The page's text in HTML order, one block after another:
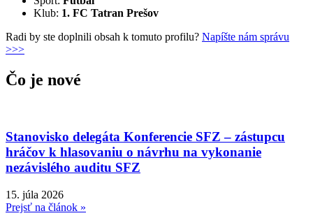
Klub: 1. FC Tatran Prešov
Radi by ste doplnili obsah k tomuto profilu? Napíšte nám správu
>>>
Čo je nové
Stanovisko delegáta Konferencie SFZ – zástupcu
hráčov k hlasovaniu o návrhu na vykonanie
nezávislého auditu SFZ
15. júla 2026
Prejsť na článok »